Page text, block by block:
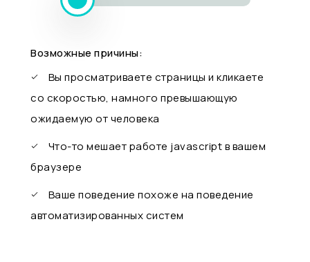
Возможные причины:
Вы просматриваете страницы и кликаете
со скоростью, намного превышающую
ожидаемую от человека
Что-то мешает работе javascript в вашем
браузере
Ваше поведение похоже на поведение
автоматизированных систем